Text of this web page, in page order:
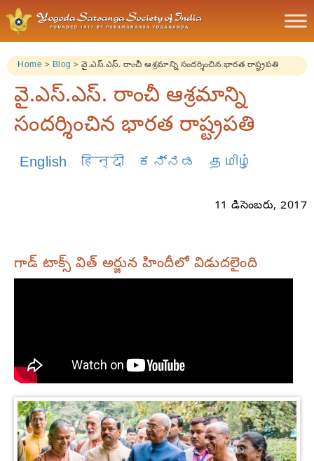
Home > Blog > వై.ఎస్.ఎస్. రాంచీ ఆశ్రమాన్ని సందర్శించిన భారత రాష్ట్రపతి
వై.ఎస్.ఎస్. రాంచీ ఆశ్రమాన్ని
సందర్శించిన భారత రాష్ట్రపతి
English हिन्दी ಕನ್ನಡ தமிழ்
11 డిసెంబరు, 2017
గాడ్ టాక్స్ విత్ అర్జున హిందీలో విడుదలైంది